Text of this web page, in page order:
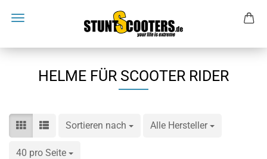
HELME FÜR SCOOTER RIDER
Sortieren nach
Sortieren nach Alle Hersteller
pro Seite
40 pro Seite
pro Seite